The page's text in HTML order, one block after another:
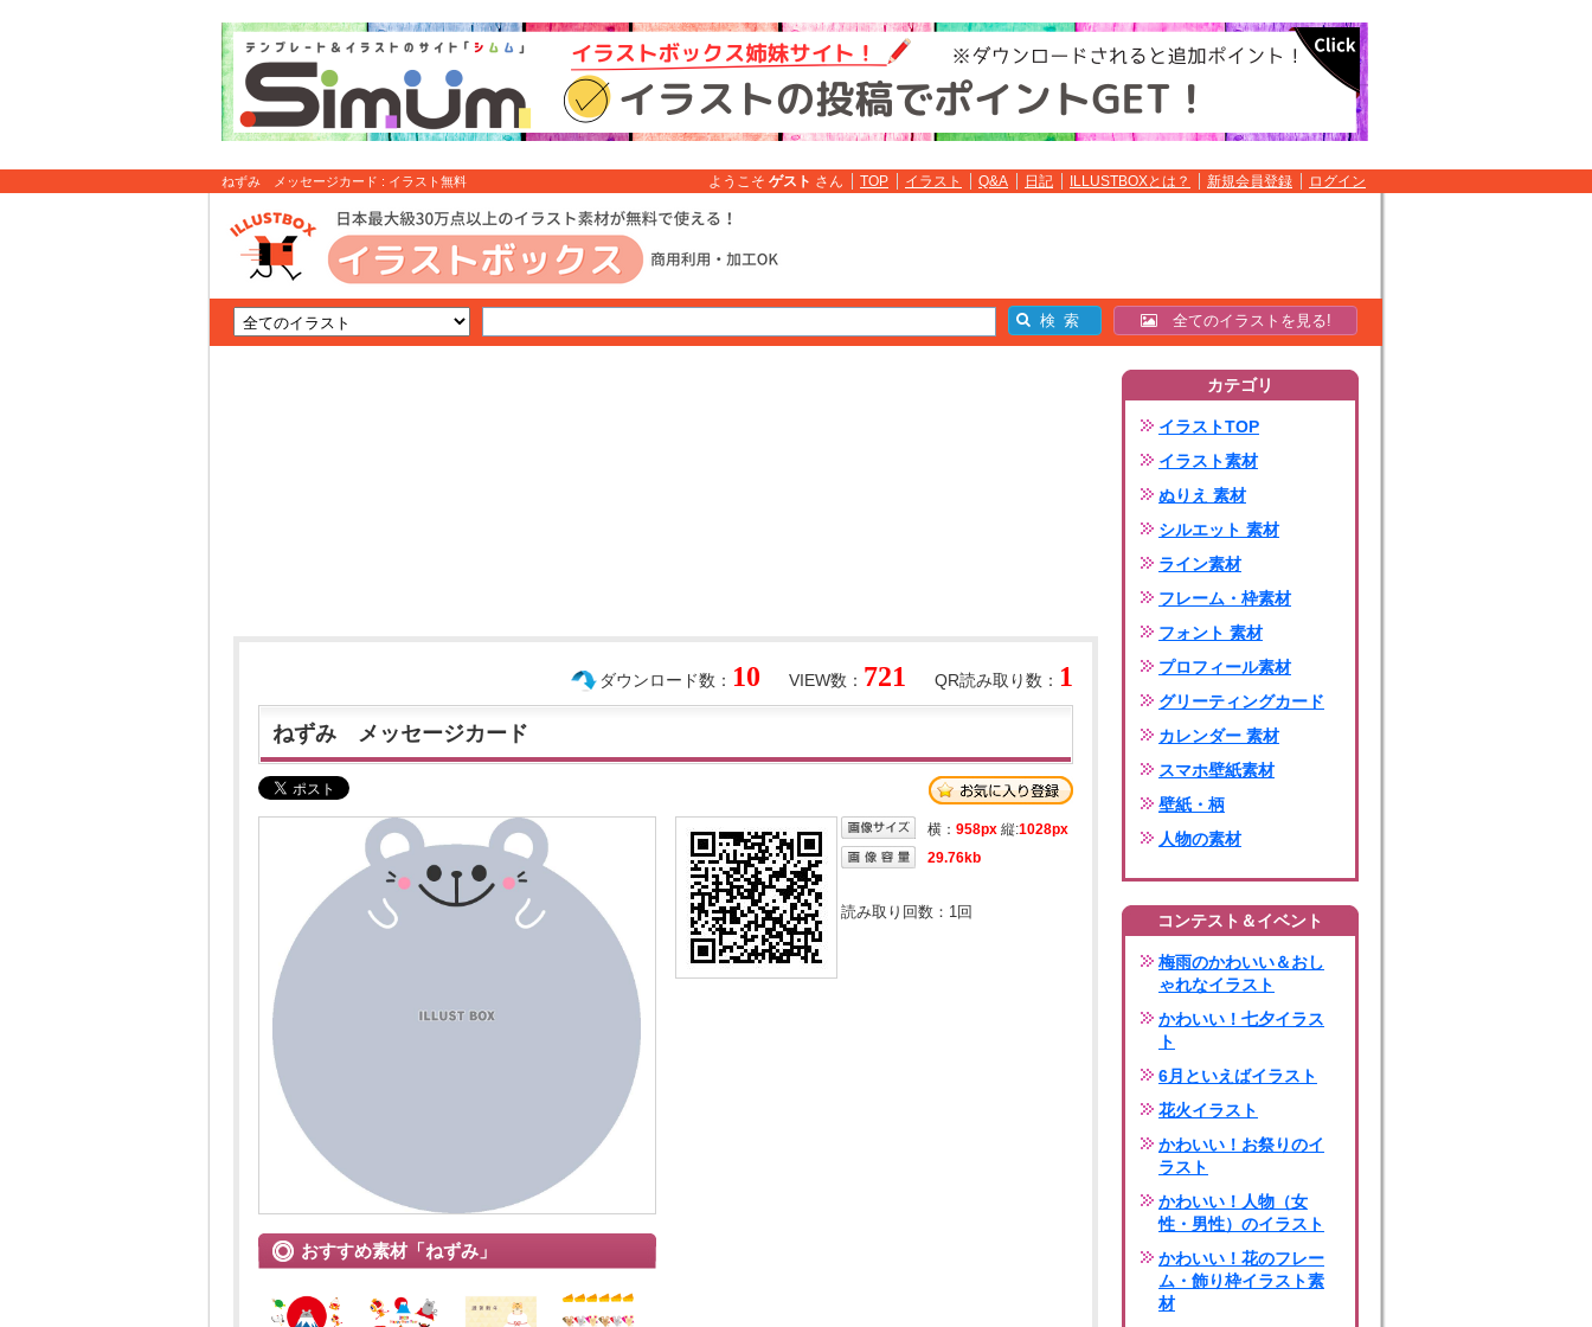
ねずみ メッセージカード : イラスト無料 ようこそ ゲスト さん TOP イラスト Q&A 日記 ILLUSTBOXとは？ 新規会員登録 ログイン
全てのイラストを見る!
QR読み取り数： 1
VIEW数： 721
ダウンロード数： 10
ねずみ メッセージカード
おすすめ素材「ねずみ」
横： 958px 縦:1028px
29.76kb
読み取り回数： 1回
カテゴリ
イラストTOP
イラスト素材
ぬりえ 素材
シルエット 素材
ライン素材
フレーム・枠素材
フォント 素材
プロフィール素材
グリーティングカード
カレンダー 素材
スマホ壁紙素材
壁紙・柄
人物の素材
コンテスト＆イベント
梅雨のかわいい＆おし
ゃれなイラスト
かわいい！七夕イラス
ト
6月といえばイラスト
花火イラスト
かわいい！お祭りのイ
ラスト
かわいい！人物（女
性・男性）のイラスト
かわいい！花のフレー
ム・飾り枠イラスト素
材